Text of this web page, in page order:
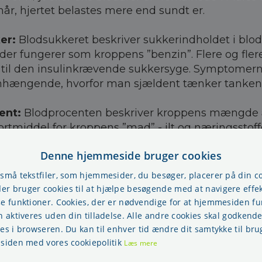
hjertet belastes mere end sundt er.
Blodsukkeret beskriver sukkerindholdet i
fungerer som kroppens ”benzin”. Flere og
den insulinkrævende sukkersyge.
hvorfor man sjældent tænker
Blodprocenten beskriver kroppens
for kroppens ”mad” - ilt og
betyder ofte, at kroppen ikke
kan have en følelse af træthed og
oftest reguleres via vitaminer og mineraler.
: Kolesteroltallet beskriver den mængde fedt,
fast i blodårerne samt hjertets ”egne” blodkar,
bliver til åreforkalkning.
kan være skadeligt for helbredet og i
at sænke kolesteroltallet uden voldsomme
Denne hjemmeside bruger cookies
tekstfiler, som hjemmesider, du besøger, placerer på din
bruger cookies til at hjælpe besøgende med at navigere
funktioner. Cookies, der er nødvendige for at hjemmesiden
aktiveres uden din tilladelse. Alle andre cookies skal
i browseren. Du kan til enhver tid ændre dit samtykke til
med vores cookiepolitik Læs mere